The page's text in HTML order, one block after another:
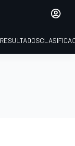
RESULTADOS